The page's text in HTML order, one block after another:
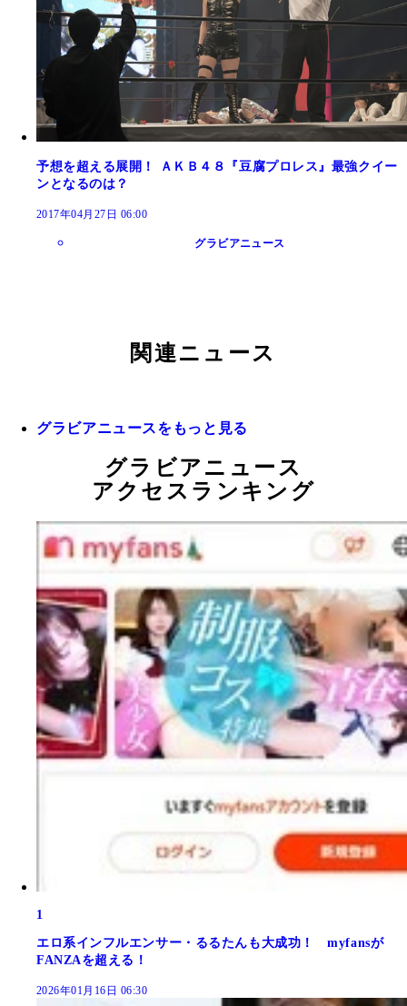
予想を超える展開！ ＡＫＢ４８『豆腐プロレス』最強クイー
ンとなるのは？
2017年04月27日 06:00
グラビアニュース
関連ニュース
グラビアニュースをもっと見る
グラビアニュース
アクセスランキング
1
エロ系インフルエンサー・るるたんも大成功！ myfansが
FANZAを超える！
2026年01月16日 06:30